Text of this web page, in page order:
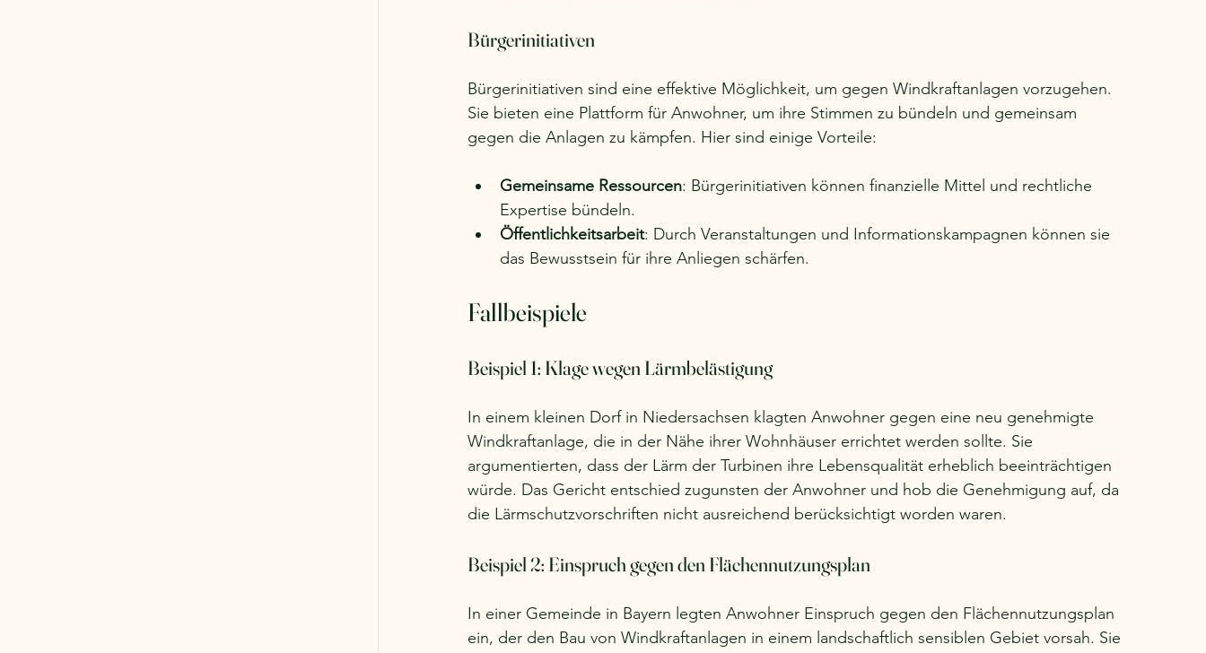
Bürgerinitiativen
Bürgerinitiativen sind eine effektive Möglichkeit, um gegen Windkraftanlagen vorzugehen.
Sie bieten eine Plattform für Anwohner, um ihre Stimmen zu bündeln und gemeinsam
gegen die Anlagen zu kämpfen. Hier sind einige Vorteile:
Gemeinsame Ressourcen: Bürgerinitiativen können finanzielle Mittel und rechtliche
Expertise bündeln.
Öffentlichkeitsarbeit: Durch Veranstaltungen und Informationskampagnen können sie
das Bewusstsein für ihre Anliegen schärfen.
Fallbeispiele
Beispiel 1: Klage wegen Lärmbelästigung
In einem kleinen Dorf in Niedersachsen klagten Anwohner gegen eine neu genehmigte
Windkraftanlage, die in der Nähe ihrer Wohnhäuser errichtet werden sollte. Sie
argumentierten, dass der Lärm der Turbinen ihre Lebensqualität erheblich beeinträchtigen
würde. Das Gericht entschied zugunsten der Anwohner und hob die Genehmigung auf, da
die Lärmschutzvorschriften nicht ausreichend berücksichtigt worden waren.
Beispiel 2: Einspruch gegen den Flächennutzungsplan
In einer Gemeinde in Bayern legten Anwohner Einspruch gegen den Flächennutzungsplan
ein, der den Bau von Windkraftanlagen in einem landschaftlich sensiblen Gebiet vorsah. Sie